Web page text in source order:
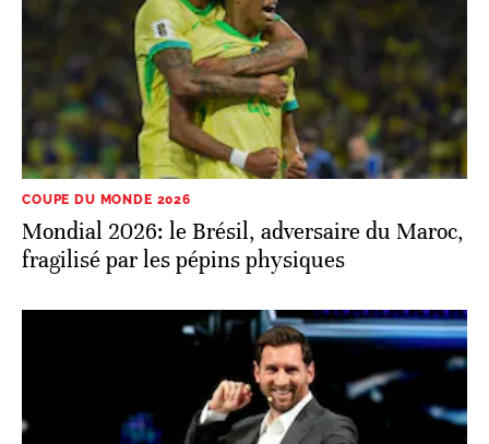
COUPE DU MONDE 2026
Mondial 2026: le Brésil, adversaire du Maroc,
fragilisé par les pépins physiques